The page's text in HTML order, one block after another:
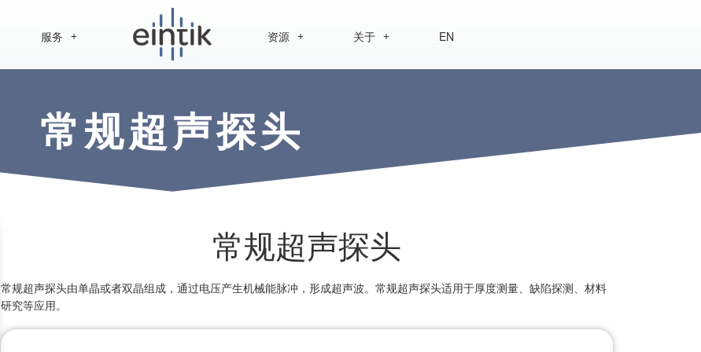
服务 资源 关于 EN
常规超声探头
常规超声探头
常规超声探头由单晶或者双晶组成，通过电压产生机械能脉冲，形成超声波。常规超声探头适用于厚度测量、缺陷探测、材料
研究等应用。